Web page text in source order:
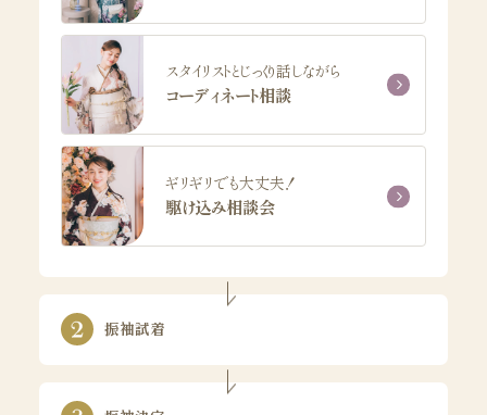
スタイリストとじっくり話しながら
コーディネート相談
ギリギリでも大丈夫！
駆け込み相談会
振袖試着